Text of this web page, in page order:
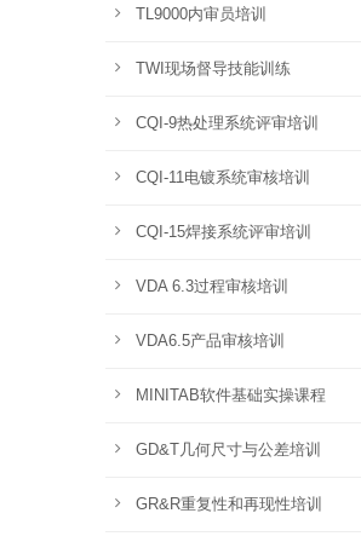
TL9000内审员培训
TWI现场督导技能训练
CQI-9热处理系统评审培训
CQI-11电镀系统审核培训
CQI-15焊接系统评审培训
VDA 6.3过程审核培训
VDA6.5产品审核培训
MINITAB软件基础实操课程
GD&T几何尺寸与公差培训
GR&R重复性和再现性培训